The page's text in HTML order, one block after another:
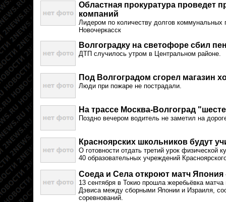
Областная прокуратура проведет
компаний
Лидером по количеству долгов коммунальных
Новочеркасск
Волгоградку на светофоре сбил
ДТП случилось утром в Центральном районе.
Под Волгоградом сгорел магазин
Люди при пожаре не пострадали.
На трассе Москва-Волгоград
Поздно вечером водитель не заметил на
Красноярских школьников будут
О готовности отдать третий урок физической
40 образовательных учреждений
Соеда и Села откроют матч Япония
13 сентября в Токио прошла жеребьёвка
Дэвиса между сборными Японии и Израиля,
соревнований.